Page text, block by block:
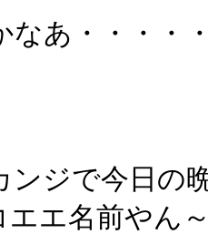
なあ・・・・
ジで今日の
エ名前やん